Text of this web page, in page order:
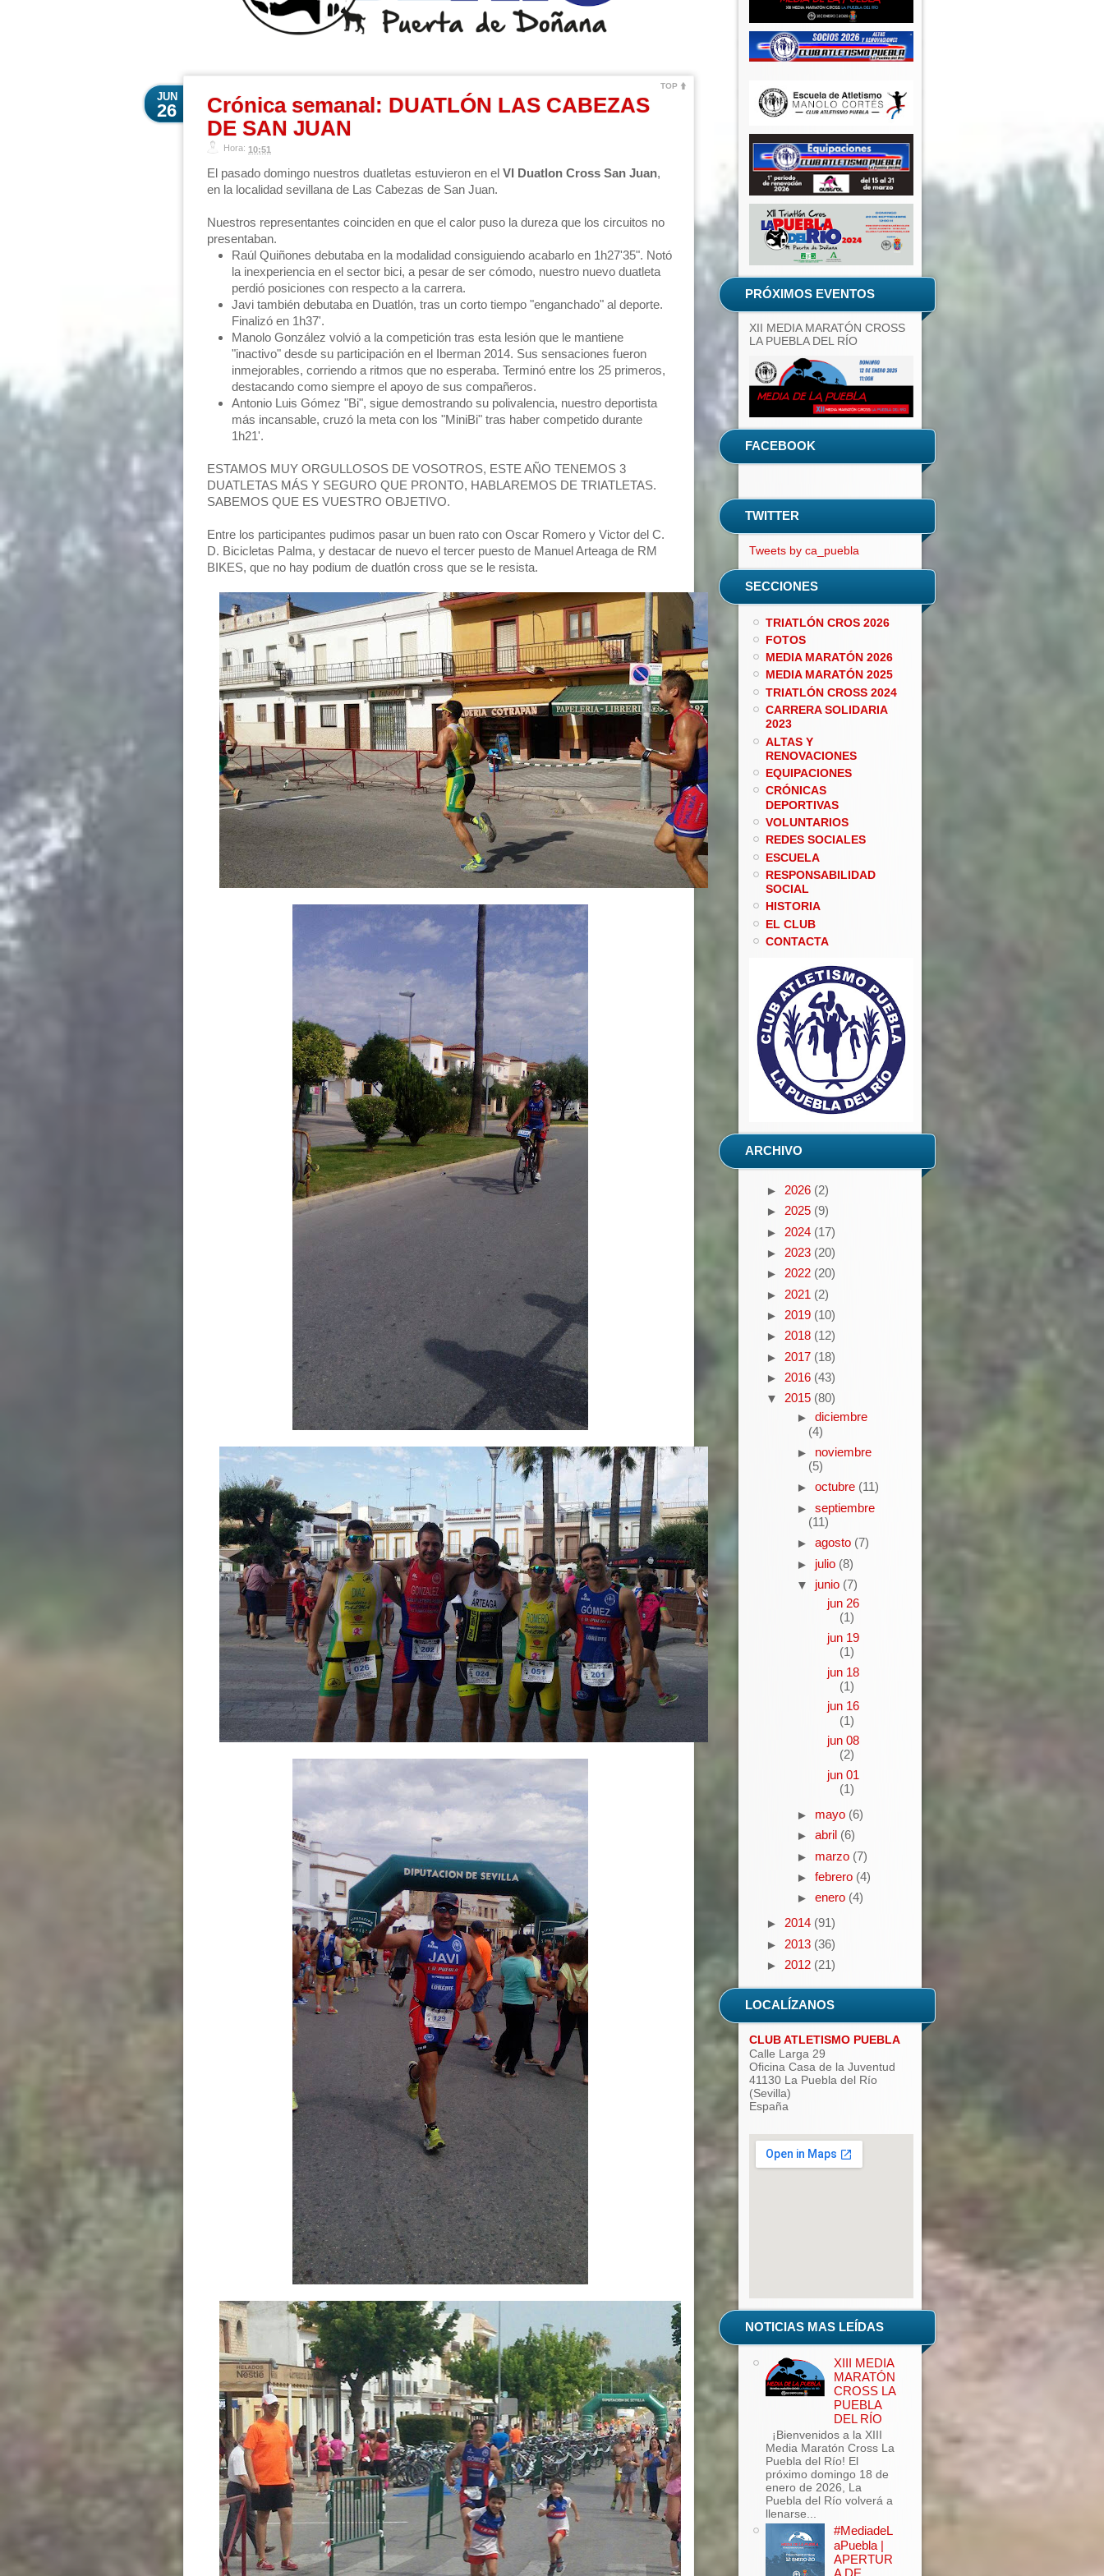
TOP
Crónica semanal: DUATLÓN LAS CABEZAS
DE SAN JUAN
JUN
26
Hora: 10:51
El pasado domingo nuestros duatletas estuvieron en el VI Duatlon Cross San Juan,
en la localidad sevillana de Las Cabezas de San Juan.
Nuestros representantes coinciden en que el calor puso la dureza que los circuitos no
presentaban.
Raúl Quiñones debutaba en la modalidad consiguiendo acabarlo en 1h27'35". Notó
la inexperiencia en el sector bici, a pesar de ser cómodo, nuestro nuevo duatleta
perdió posiciones con respecto a la carrera.
Javi también debutaba en Duatlón, tras un corto tiempo "enganchado" al deporte.
Finalizó en 1h37'.
Manolo González volvió a la competición tras esta lesión que le mantiene
"inactivo" desde su participación en el Iberman 2014. Sus sensaciones fueron
inmejorables, corriendo a ritmos que no esperaba. Terminó entre los 25 primeros,
destacando como siempre el apoyo de sus compañeros.
Antonio Luis Gómez "Bi", sigue demostrando su polivalencia, nuestro deportista
más incansable, cruzó la meta con los "MiniBi" tras haber competido durante
1h21'.
ESTAMOS MUY ORGULLOSOS DE VOSOTROS, ESTE AÑO TENEMOS 3
DUATLETAS MÁS Y SEGURO QUE PRONTO, HABLAREMOS DE TRIATLETAS.
SABEMOS QUE ES VUESTRO OBJETIVO.
Entre los participantes pudimos pasar un buen rato con Oscar Romero y Victor del C.
D. Bicicletas Palma, y destacar de nuevo el tercer puesto de Manuel Arteaga de RM
BIKES, que no hay podium de duatlón cross que se le resista.
PRÓXIMOS EVENTOS
XII MEDIA MARATÓN CROSS
LA PUEBLA DEL RÍO
FACEBOOK
TWITTER
Tweets by ca_puebla
SECCIONES
TRIATLÓN CROS 2026
FOTOS
MEDIA MARATÓN 2026
MEDIA MARATÓN 2025
TRIATLÓN CROSS 2024
CARRERA SOLIDARIA
2023
ALTAS Y
RENOVACIONES
EQUIPACIONES
CRÓNICAS
DEPORTIVAS
VOLUNTARIOS
REDES SOCIALES
ESCUELA
RESPONSABILIDAD
SOCIAL
HISTORIA
EL CLUB
CONTACTA
ARCHIVO
► 2026 (2)
► 2025 (9)
► 2024 (17)
► 2023 (20)
► 2022 (20)
► 2021 (2)
► 2019 (10)
► 2018 (12)
► 2017 (18)
► 2016 (43)
▼ 2015 (80)
►diciembre
(4)
► noviembre
(5)
►octubre (11)
►septiembre
(11)
►agosto (7)
► julio (8)
▼ junio (7)
jun 26
(1)
jun 19
(1)
jun 18
(1)
jun 16
(1)
jun 08
(2)
jun 01
(1)
► mayo (6)
►abril (6)
► marzo (7)
►febrero (4)
►enero (4)
► 2014 (91)
► 2013 (36)
► 2012 (21)
LOCALÍZANOS
CLUB ATLETISMO PUEBLA
Calle Larga 29
Oficina Casa de la Juventud
41130 La Puebla del Río
(Sevilla)
España
NOTICIAS MAS LEÍDAS
XIII MEDIA
MARATÓN
CROSS LA
PUEBLA
DEL RÍO
¡Bienvenidos a la XIII
Media Maratón Cross La
Puebla del Río! El
próximo domingo 18 de
enero de 2026, La
Puebla del Río volverá a
llenarse...
#MediadeL
aPuebla |
APERTUR